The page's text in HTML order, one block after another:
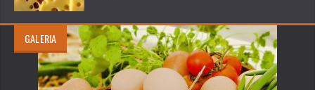
GALERIA